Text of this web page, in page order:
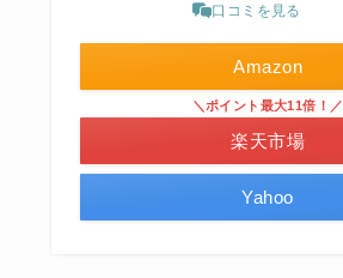
口コミを見る
Amazon
＼ポイント最大11倍！／
楽天市場
Yahoo